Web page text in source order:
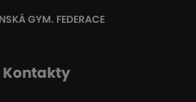
GYM. FEDERACE
Kontakty